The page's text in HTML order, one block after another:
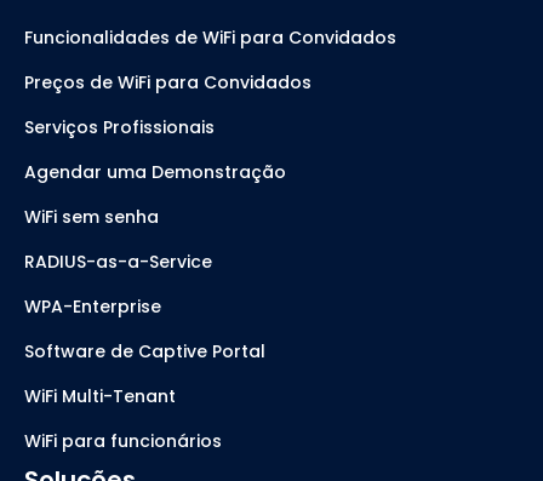
Funcionalidades de WiFi para Convidados
Preços de WiFi para Convidados
Serviços Profissionais
Agendar uma Demonstração
WiFi sem senha
RADIUS-as-a-Service
WPA-Enterprise
Software de Captive Portal
WiFi Multi-Tenant
WiFi para funcionários